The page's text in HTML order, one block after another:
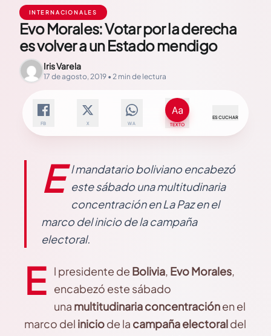
INTERNACIONALES
Evo Morales: Votar por la derecha
es volver a un Estado mendigo
Iris Varela
17 de agosto, 2019 • 2 min de lectura
FB X WA TEXTO
ESCUCHAR
E l mandatario boliviano encabezó
este sábado una multitudinaria
concentración en La Paz en el
marco del inicio de la campaña
electoral.
E l presidente de Bolivia, Evo Morales,
encabezó este sábado
una multitudinaria concentraciónen el
marco del iniciode la campaña electoraldel